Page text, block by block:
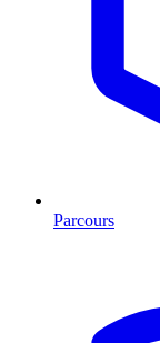
Parcours